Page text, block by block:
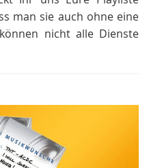
man sie auch ohne eine
nicht alle Dienste